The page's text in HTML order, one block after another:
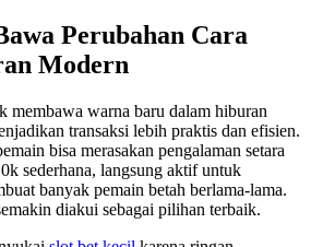
Perubahan Cara
Modern
membawa warna baru dalam hiburan
transaksi lebih praktis dan efisien.
bisa merasakan pengalaman setara
sederhana, langsung aktif untuk
banyak pemain betah berlama-lama.
diakui sebagai pilihan terbaik.